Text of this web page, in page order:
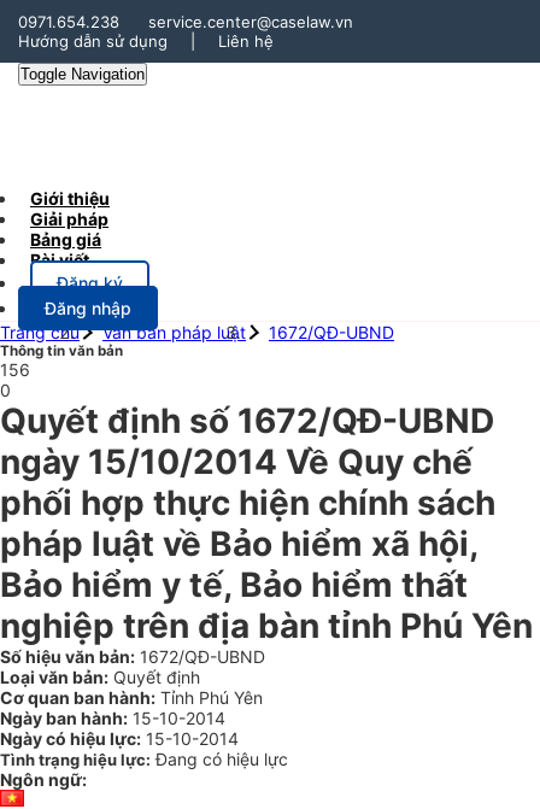
0971.654.238
service.center@caselaw.vn
Hướng dẫn sử dụng
Liên hệ
Toggle Navigation
Giới thiệu
Giải pháp
Bảng giá
Bài viết
Đăng ký
Đăng nhập
Trang chủ
Văn bản pháp luật 1672/QĐ-UBND
Thông tin văn bản
156
0
Quyết định số 1672/QĐ-UBND
ngày 15/10/2014 Về Quy chế
phối hợp thực hiện chính sách
pháp luật về Bảo hiểm xã hội,
Bảo hiểm y tế, Bảo hiểm thất
nghiệp trên địa bàn tỉnh Phú Yên
Số hiệu văn bản: 1672/QĐ-UBND
Loại văn bản: Quyết định
Cơ quan ban hành: Tỉnh Phú Yên
Ngày ban hành: 15-10-2014
Ngày có hiệu lực: 15-10-2014
Tình trạng hiệu lực: Đang có hiệu lực
Ngôn ngữ: